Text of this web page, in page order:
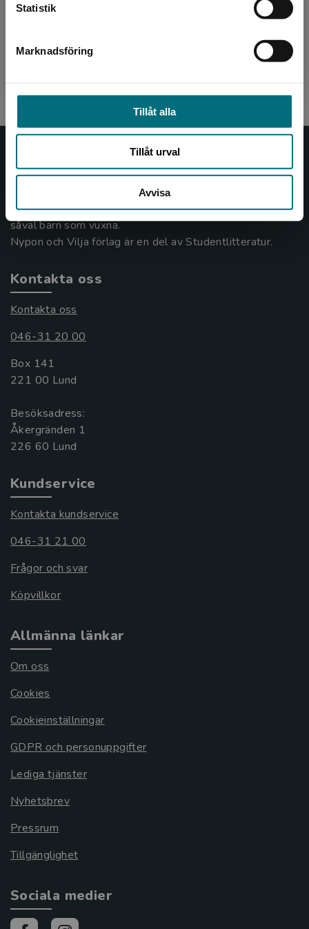
Statistik
Marknadsföring
Tillåt alla
Tillåt urval
Avvisa
Faysa växer upp i Tensta. Hennes barndom är
hennes bröder blir gängkriminell som de stora
problemen för f...
Nypon och Vilja förlag ger ut böcker som väcker läslust
och öppnar dörren till nya världar och möjligheter för
såväl barn som vuxna.
Nypon och Vilja förlag är en del av Studentlitteratur.
Kontakta oss
Kontakta oss
046-31 20 00
Box 141
221 00 Lund
Besöksadress:
Åkergränden 1
Kundservice
Kontakta kundservice
046-31 21 00
Frågor och svar
Köpvillkor
Allmänna länkar
Om oss
Cookies
Cookieinställningar
GDPR och personuppgifter
Lediga tjänster
Nyhetsbrev
Pressrum
Tillgänglighet
Sociala medier